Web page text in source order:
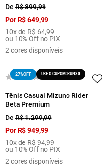
DeR$899,99
PorR$ 649,99
10x de R$ 64,99
ou 10% Off no PIX
2 cores disponíveis
27%OFF USE O CUPOM: RUN80
Tênis Casual Mizuno Rider
Beta Premium
DeR$1.299,99
PorR$ 949,99
10x de R$ 94,99
ou 10% Off no PIX
2 cores disponíveis